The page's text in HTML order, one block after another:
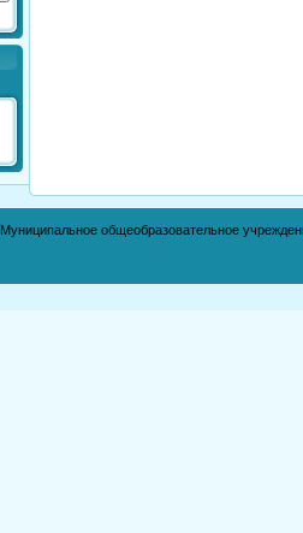
Муниципальное общеобразовательное